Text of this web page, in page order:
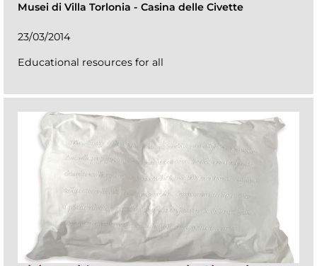
Musei di Villa Torlonia - Casina delle Civette
23/03/2014
Educational resources for all